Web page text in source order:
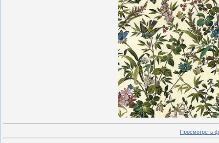
Просмотреть